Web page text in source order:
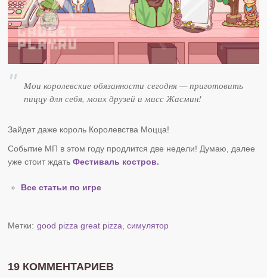
Мои королевские обязанности сегодня — приготовить
пиццу для себя, моих друзей и мисс Жасмин!
Зайдет даже король Королевства Моцца!
Событие МП в этом году продлится две недели! Думаю, далее
уже стоит ждатьФестиваль костров.
Все статьи по игре
Метки: good pizza great pizza ,симулятор
19 КОММЕНТАРИЕВ